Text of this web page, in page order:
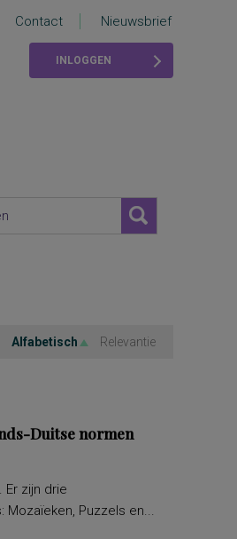
Contact Nieuwsbrief
INLOGGEN
Alfabetisch Relevantie
Duitse normen
zijn drie
Puzzels en...